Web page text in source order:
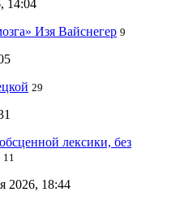
14:04
Изя Вайснегер 9
29
лексики, без
11
2026, 18:44